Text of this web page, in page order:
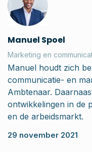
Manuel Spoel
Marketing en
Manuel houdt zich
communicatie- en
Ambtenaar.
ontwikkelingen in de
en de arbeidsmarkt.
29 november 2021